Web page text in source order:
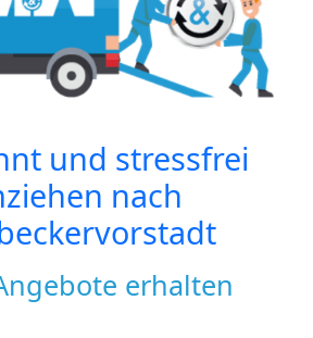
und stressfrei
nach
erhalten